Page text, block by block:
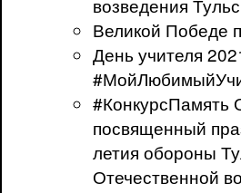
Великой Победе
День учителя
#КонкурсПамять
посвященный
летия обороны
Отечественной